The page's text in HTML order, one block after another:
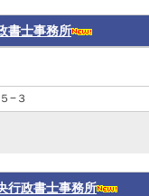
書士事務所
−３
行政書士事務所